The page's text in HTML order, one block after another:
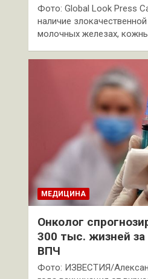
Фото: Global Look Press
наличие
молочных железах,
МЕДИЦИНА
Онколог
300 тыс. жизней
ВПЧ
Фото: ИЗВЕСТИЯ/